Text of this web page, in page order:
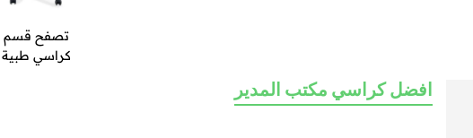
تصفح قسم
كراسي طبية
افضل كراسي مكتب المدير